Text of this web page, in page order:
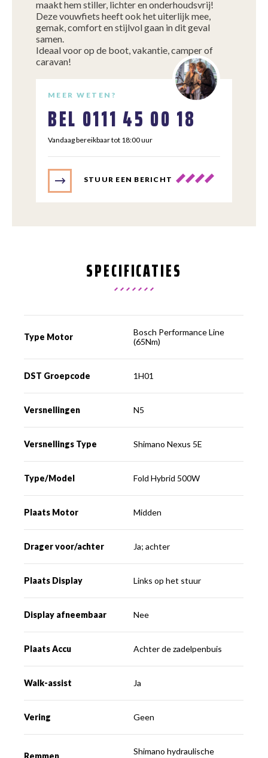
maakt hem stiller, lichter en onderhoudsvrij!
Deze vouwfiets heeft ook het uiterlijk mee,
gemak, comfort en stijlvol gaan in dit geval
samen.
Ideaal voor op de boot, vakantie, camper of
caravan!
MEER WETEN?
BEL 0111 45 00 18
Vandaag bereikbaar tot 18:00 uur
STUUR EEN BERICHT
SPECIFICATIES
Type Motor
Bosch Performance Line
(65Nm)
DST Groepcode 1H01
Versnellingen N5
Versnellings Type Shimano Nexus 5E
Type/Model Fold Hybrid 500W
Plaats Motor Midden
Drager voor/achter Ja; achter
Plaats Display Links op het stuur
Display afneembaar Nee
Plaats Accu Achter de zadelpenbuis
Walk-assist Ja
Vering Geen
Remmen
Shimano hydraulische